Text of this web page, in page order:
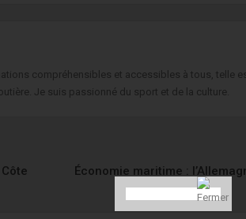
compréhensibles et accessibles à tous, telle
Je suis passionné du sport et de la culture.
Économie maritime :